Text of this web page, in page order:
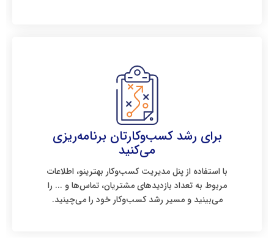
برای رشد کسب‌وکارتان برنامه‌ریزی
می‌کنید
با استفاده از پنل مدیریت کسب‌وکار بهترینو، اطلاعات
مربوط به تعداد بازدیدهای مشتریان، تماس‌ها و ... را
می‌بینید و مسیر رشد کسب‌وکار خود را می‌چینید.